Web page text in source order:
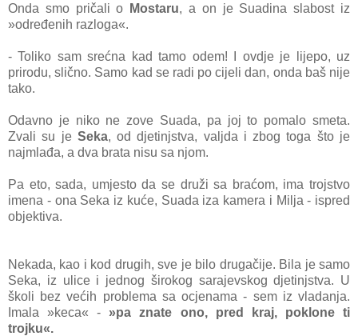
Onda smo pričali o Mostaru, a on je Suadina slabost iz
»određenih razloga«.
- Toliko sam srećna kad tamo odem! I ovdje je lijepo, uz
prirodu, slično. Samo kad se radi po cijeli dan, onda baš nije
tako.
Odavno je niko ne zove Suada, pa joj to pomalo smeta.
Zvali su je Seka, od djetinjstva, valjda i zbog toga što je
najmlađa, a dva brata nisu sa njom.
Pa eto, sada, umjesto da se druži sa braćom, ima trojstvo
imena - ona Seka iz kuće, Suada iza kamera i Milja - ispred
objektiva.
Nekada, kao i kod drugih, sve je bilo drugačije. Bila je samo
Seka, iz ulice i jednog širokog sarajevskog djetinjstva. U
školi bez većih problema sa ocjenama - sem iz vladanja.
Imala »keca« - »pa znate ono, pred kraj, poklone ti
trojku«.